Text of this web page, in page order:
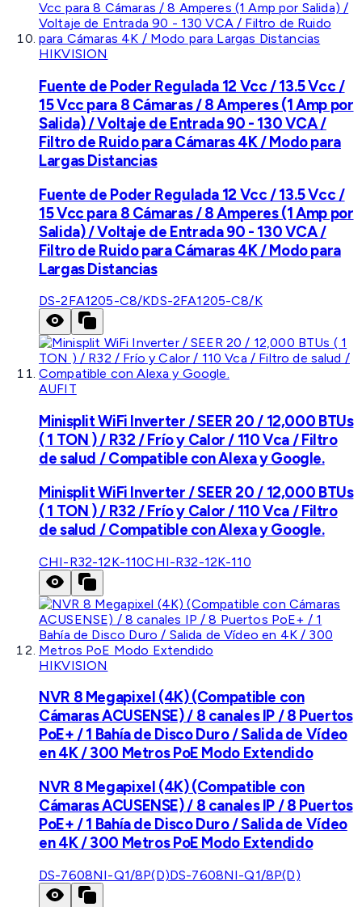
HIKVISION
Fuente de Poder Regulada 12 Vcc / 13.5 Vcc /
15 Vcc para 8 Cámaras / 8 Amperes (1 Amp por
Salida) / Voltaje de Entrada 90 - 130 VCA /
Filtro de Ruido para Cámaras 4K / Modo para
Largas Distancias
Fuente de Poder Regulada 12 Vcc / 13.5 Vcc /
15 Vcc para 8 Cámaras / 8 Amperes (1 Amp por
Salida) / Voltaje de Entrada 90 - 130 VCA /
Filtro de Ruido para Cámaras 4K / Modo para
Largas Distancias
DS-2FA1205-C8/KDS-2FA1205-C8/K
AUFIT
Minisplit WiFi Inverter / SEER 20 / 12,000 BTUs
( 1 TON ) / R32 / Frío y Calor / 110 Vca / Filtro
de salud / Compatible con Alexa y Google.
Minisplit WiFi Inverter / SEER 20 / 12,000 BTUs
( 1 TON ) / R32 / Frío y Calor / 110 Vca / Filtro
de salud / Compatible con Alexa y Google.
CHI-R32-12K-110CHI-R32-12K-110
HIKVISION
NVR 8 Megapixel (4K) (Compatible con
Cámaras ACUSENSE) / 8 canales IP / 8 Puertos
PoE+ / 1 Bahía de Disco Duro / Salida de Vídeo
en 4K / 300 Metros PoE Modo Extendido
NVR 8 Megapixel (4K) (Compatible con
Cámaras ACUSENSE) / 8 canales IP / 8 Puertos
PoE+ / 1 Bahía de Disco Duro / Salida de Vídeo
en 4K / 300 Metros PoE Modo Extendido
DS-7608NI-Q1/8P(D)DS-7608NI-Q1/8P(D)